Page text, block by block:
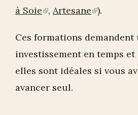
à Soie(link
external)
, Artesane(link
external)
).
Ces formations demandent
investissement en temps et
elles sont idéales si vous
avancer seul.